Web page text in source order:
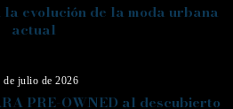
evolución de la moda urbana
actual
de julio de 2026
PRE-OWNED al descubierto